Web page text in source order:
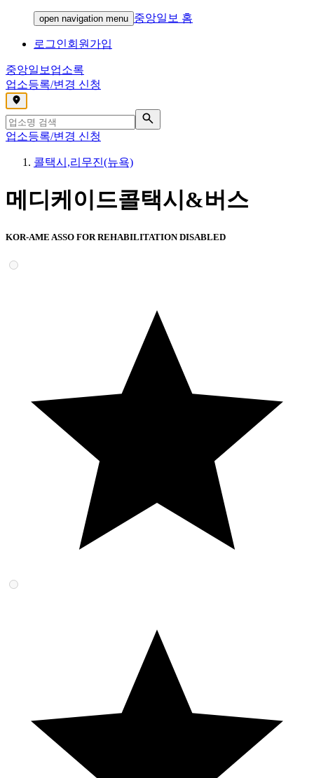
open navigation menu 중앙일보 홈
로그인회원가입
중앙일보 업소록
업소등록/변경 신청
,
업소등록/변경 신청
콜택시,리무진(뉴욕)
메디케이드콜택시&버스
KOR-AME ASSO FOR REHABILITATION DISABLED